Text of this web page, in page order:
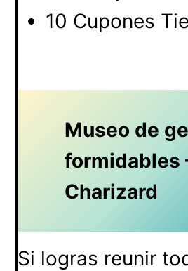
10 Cupones
Museo de
formidables
Charizard
Si logras reunir